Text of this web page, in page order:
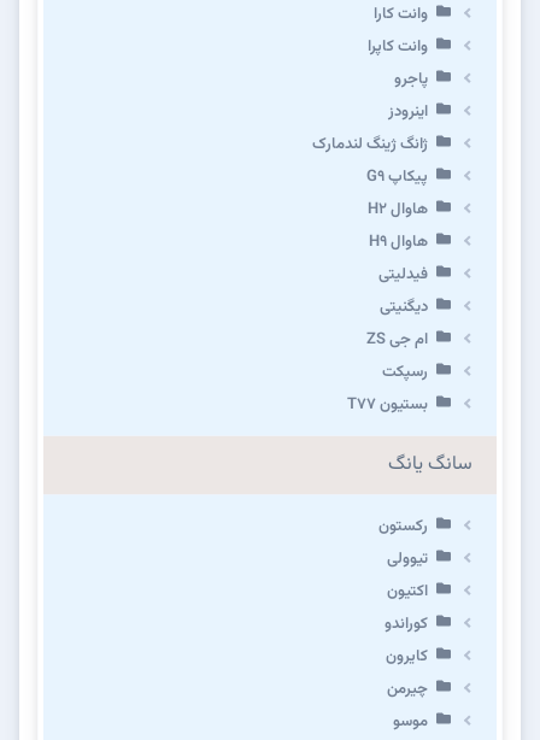
وانت کارا
وانت کاپرا
پاجرو
اینرودز
ژانگ ژینگ لندمارک
پیکاپ G۹
هاوال H۲
هاوال H۹
فیدلیتی
دیگنیتی
ام جی ZS
رسپکت
بستیون T۷۷
سانگ یانگ
رکستون
تیوولی
اکتیون
کوراندو
کایرون
چیرمن
موسو